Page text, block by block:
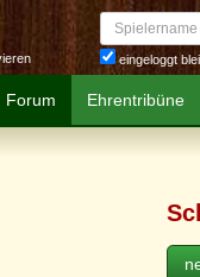
Spielername
eingeloggt
Forum Ehrentribüne